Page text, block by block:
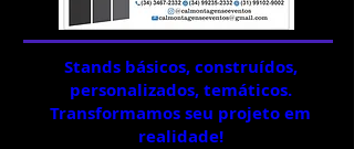
Stands básicos, construídos,
personalizados, temáticos.
Transformamos seu projeto em
realidade!